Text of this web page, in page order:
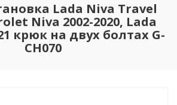
Lada Niva Travel
Niva 2002-2020, Lada
крюк на двух болтах G-
CH070